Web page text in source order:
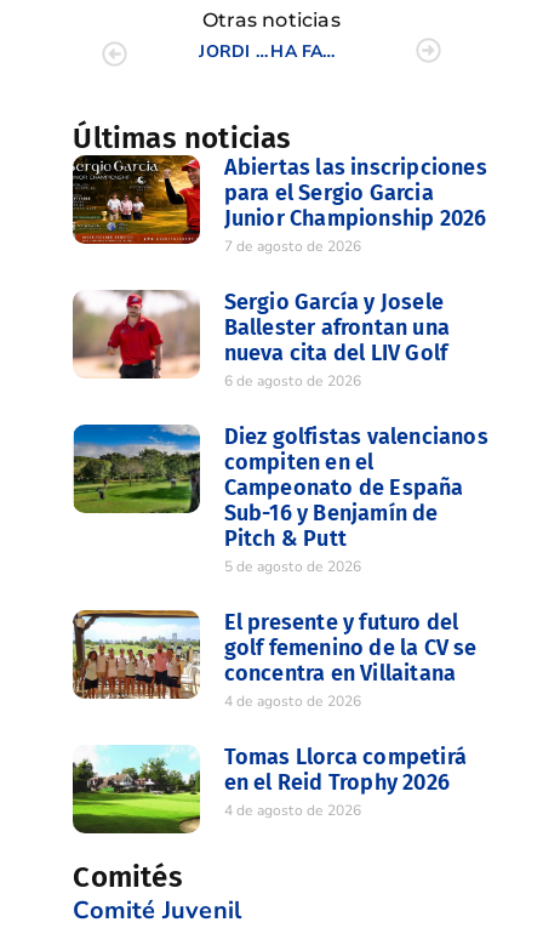
Otras noticias
JORDI GARCÍA DEL MORAL MANDA EN FLORENCIA
HA FALLECIDO D. GONZALO GONZÁLEZ-FIERRO DÍEZ
Últimas noticias
Abiertas las inscripciones
para el Sergio Garcia
Junior Championship 2026
7 de agosto de 2026
Sergio García y Josele
Ballester afrontan una
nueva cita del LIV Golf
6 de agosto de 2026
Diez golfistas valencianos
compiten en el
Campeonato de España
Sub-16 y Benjamín de
Pitch & Putt
5 de agosto de 2026
El presente y futuro del
golf femenino de la CV se
concentra en Villaitana
4 de agosto de 2026
Tomas Llorca competirá
en el Reid Trophy 2026
4 de agosto de 2026
Comités
Comité Juvenil